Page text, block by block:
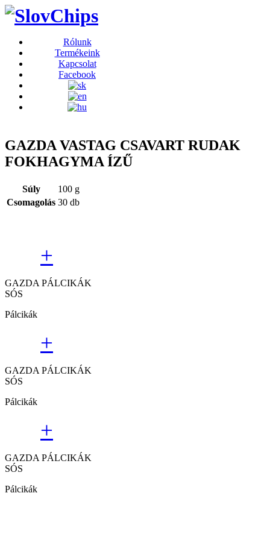
Rólunk
Termékeink
Kapcsolat
Facebook
GAZDA VASTAG CSAVART RUDAK
FOKHAGYMA ÍZŰ
Súly
100 g
Csomagolás 30 db
+
GAZDA PÁLCIKÁK
SÓS
Pálcikák
+
GAZDA PÁLCIKÁK
SÓS
Pálcikák
+
GAZDA PÁLCIKÁK
SÓS
Pálcikák